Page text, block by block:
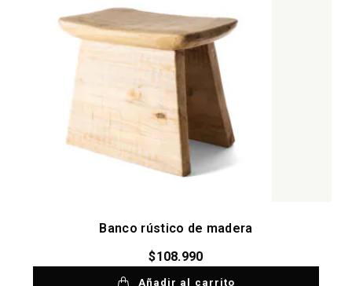
Banco rústico de madera
$108.990
Añadir al carrito